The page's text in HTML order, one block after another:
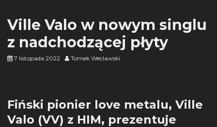
Ville Valo w nowym singlu
z nadchodzącej płyty
7 listopada 2022 Tomek Weclawski
Fiński pionier love metalu, Ville
Valo (VV) z HIM, prezentuje